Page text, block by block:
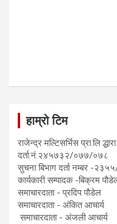
हाम्रो टिम
राजेन्द्र मल्टिसर्भिस प्रा.लि
दर्ता.नं.२४५७३२/०७७/०७८
सुचना बिभाग दर्ता नम्बर -
कार्यकारी सम्पादक -बिक्रम
समाचारदाता - प्रदिप पौडेल
समाचारदाता - अंकित आचार्य
समाचारदाता - अंजली आचार्य